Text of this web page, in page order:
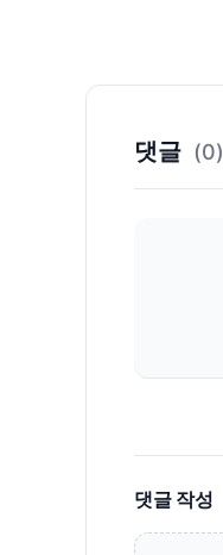
댓글 (0)
댓글 작성